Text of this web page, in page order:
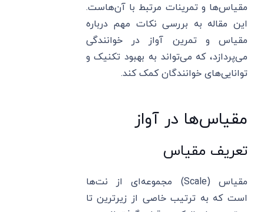
مقیاس‌ها و تمرینات مرتبط با آن‌هاست.
این مقاله به بررسی نکات مهم درباره
مقیاس و تمرین آواز در خوانندگی
می‌پردازد، که می‌تواند به بهبود تکنیک و
توانایی‌های خوانندگان کمک کند.
مقیاس‌ها در آواز
تعریف مقیاس
مقیاس (Scale) مجموعه‌ای از نت‌ها
است که به ترتیب خاصی از زیرترین تا